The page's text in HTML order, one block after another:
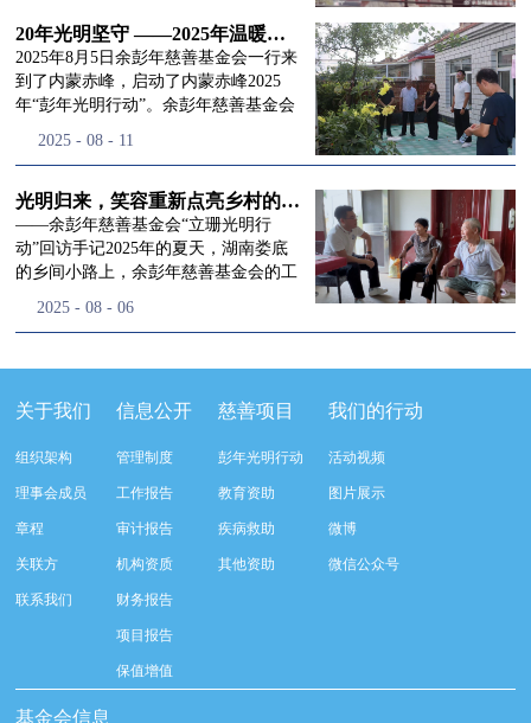
同回顾了基金会过往任期内在助学兴
教、医疗救助、公益事业普惠等多个领
域深耕耕耘的公益历程，充分肯定了第
三届理事会全体成员多年来接续付出的
民、济世利人"的慈善理念所做出的突
流程，完成了新一届治理层的选举任
命，全新的第四届理事会正式组建完
成：选举彭志兵、徐滨、彭新英、李
栋、李玲辉、郭启兴、梅鑫为余彭年慈
余彭年慈善基金会第四届理事会监事。
徐滨先生当选余彭年慈善基金会第四届
先生依次为新一任理事长徐滨先生及秘
新起点上，基金会将始终坚守创立初
心，继续沿着余彭年先生的慈善足迹稳
步前行：一方面将持续巩固已有的品牌
公益项目优势，把帮扶资源更精准地向
索适配新时代公益环境的创新路径，联
动更多社会爱心力量，搭建更透明、更
阔的角落，用实际行动践行"取之于社
会、用之于社会"的公益承诺。未来，
余彭年慈善基金会将在新一届理事会的
带领下，以更饱满的热忱投身公益慈善
残联唐婷婷理事长到场参与本次启动活
动，由衷肯定了基金会坚持二十一年深
耕光明帮扶的坚守，也向长久奔走推进
项目的我们表达了谢意。二十一年时光
市与县域，一趟趟奔赴偏远地区，只为
景，这份认可，也让我们更加笃定前行
的脚步。启动仪式落幕之后，我们没有
即刻返程，联合赤峰市残联的工作人
员、专业医护队伍走入乡间小路，随机
小路弯弯曲曲，两边是繁茂的林木，我
家中。简朴的乡村民居陈设简单，老人
往日家中大大小小的农活，全都压在了
老伴一人肩上。此前季爷爷的左眼早已
彻底失明，卧床的日子里视野一片昏
暗，行动受限再加上双目近乎失明，老
人常常对往后的生活满心忧虑。得益于
去年项目开展的右眼手术，如今他的右
眼重获视力，平日里能够看清手机屏
幕，简单的日常起居也可以自己打理不
少。聊天的时候季爷爷语气满是庆
幸：“本来走路就不利索，要是双眼都
看不见，真的不敢设想往后的日子。现
20年光明坚守 ——2025年温暖启程“彭年光明行动”内蒙赤峰
2025年8月5日余彭年慈善基金会一行来
到了内蒙赤峰，启动了内蒙赤峰2025
年“彭年光明行动”。余彭年慈善基金会
欣以及余彭年慈善基金会志愿者姜颖妍
峰市残联理事长孙德欣对我们“彭年光
明行动”给予了高度的肯定，他表示“彭
年光明行动”不仅仅是帮助白内障患者
恢复光明，最重要的是减轻了患者家庭
事业的生动体现。随后余彭年慈善基金
光明行动”在内蒙的点点滴滴，并希望
覆盖，加强术后随访与科普宣传，同时
仪式后余彭年慈善基金会一行实地探访
了项目实施的一线情况，详细了解了患
流程就诊环节。 探访结束后，我们一行
开始对参与项目的患者进行了随机的回
项目的患者进行了随机的回访。居住在
松山区三道井子村的王奶奶左眼一直视
检查治疗。村里的赵书记在走访过程中
2025 - 08 - 11
光明归来，笑容重新点亮乡村的角落
——余彭年慈善基金会“立珊光明行
动”回访手记2025年的夏天，湖南娄底
的乡间小路上，余彭年慈善基金会的工
着一份特别的牵挂，走进了一个个普通
曾经被白内障困扰的老人，在接受
发生了怎样的变化。“现在能看清菜苗
来到涟源市渡头塘乡洪家村。72岁的曾
爷爷正在自家菜地里忙碌。他曾是村里
见，另一只眼睛的视力也越来越差。以
前，他看不清鱼塘的水位，也分不清菜
术后，眼睛亮堂多了！”老人笑着说。
现在，他能清楚地看到鱼塘里鱼儿游动
杂草。尽管手部有残疾，但他在田埂上
2025 - 08 - 06
关于我们
组织架构
理事会成员
章程
关联方
联系我们
信息公开
管理制度
工作报告
审计报告
机构资质
财务报告
项目报告
保值增值
慈善项目
彭年光明行动
教育资助
疾病救助
其他资助
我们的行动
活动视频
图片展示
微博
微信公众号
基金会信息